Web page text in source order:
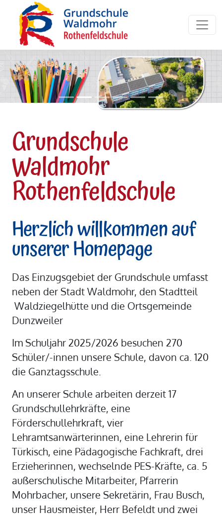
Grundschule
Waldmohr
Rothenfeldschule
Herzlich willkommen auf
unserer Homepage
Das Einzugsgebiet der Grundschule umfasst
neben der Stadt Waldmohr, den Stadtteil
Waldziegelhütte und die Ortsgemeinde
Dunzweiler
Im Schuljahr 2025/2026 besuchen 270
Schüler/-innen unsere Schule, davon ca. 120
die Ganztagsschule.
An unserer Schule arbeiten derzeit 17
Grundschullehrkräfte, eine
Förderschullehrkraft, vier
Lehramtsanwärterinnen, eine Lehrerin für
Türkisch, eine Pädagogische Fachkraft, drei
Erzieherinnen, wechselnde PES-Kräfte, ca. 5
außerschulische Mitarbeiter, Pfarrerin
Mohrbacher, unsere Sekretärin, Frau Busch,
unser Hausmeister, Herr Befeldt und zwei